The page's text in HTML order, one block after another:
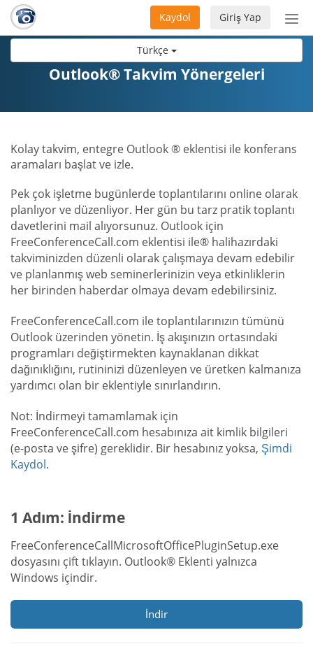
Türkçe
aç/
Giriş Yap
Kaydol
Outlook® Takvim Yönergeleri
Kolay takvim, entegre Outlook ® eklentisi ile konferans
aramaları başlat ve izle.
Pek çok işletme bugünlerde toplantılarını online olarak
planlıyor ve düzenliyor. Her gün bu tarz pratik toplantı
davetlerini mail alıyorsunuz. Outlook için
FreeConferenceCall.com eklentisi ile® halihazırdaki
takviminizden düzenli olarak çalışmaya devam edebilir
ve planlanmış web seminerlerinizin veya etkinliklerin
her birinden haberdar olmaya devam edebilirsiniz.
FreeConferenceCall.com ile toplantılarınızın tümünü
Outlook üzerinden yönetin. İş akışınızın ortasındaki
programları değiştirmekten kaynaklanan dikkat
dağınıklığını, rutininizi düzenleyen ve üretken kalmanıza
yardımcı olan bir eklentiyle sınırlandırın.
Not: İndirmeyi tamamlamak için
FreeConferenceCall.com hesabınıza ait kimlik bilgileri
(e-posta ve şifre) gereklidir. Bir hesabınız yoksa, Şimdi
Kaydol.
1 Adım: İndirme
FreeConferenceCallMicrosoftOfficePluginSetup.exe
dosyasını çift tıklayın. Outlook® Eklenti yalnızca
Windows içindir.
İndir